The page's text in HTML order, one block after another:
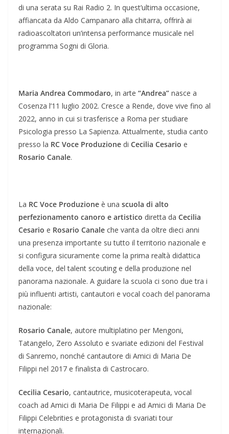
di una serata su Rai Radio 2. In quest’ultima occasione,
affiancata da Aldo Campanaro alla chitarra, offrirà ai
radioascoltatori un’intensa performance musicale nel
programma Sogni di Gloria.
Maria Andrea Commodaro, in arte “Andrea” nasce a
Cosenza l’11 luglio 2002. Cresce a Rende, dove vive fino al
2022, anno in cui si trasferisce a Roma per studiare
Psicologia presso La Sapienza. Attualmente, studia canto
presso la RC Voce Produzione di Cecilia Cesario e
Rosario Canale.
La RC Voce Produzione è una scuola di alto
perfezionamento canoro e artistico diretta da Cecilia
Cesario e Rosario Canale che vanta da oltre dieci anni
una presenza importante su tutto il territorio nazionale e
si configura sicuramente come la prima realtà didattica
della voce, del talent scouting e della produzione nel
panorama nazionale. A guidare la scuola ci sono due tra i
più influenti artisti, cantautori e vocal coach del panorama
nazionale:
Rosario Canale, autore multiplatino per Mengoni,
Tatangelo, Zero Assoluto e svariate edizioni del Festival
di Sanremo, nonché cantautore di Amici di Maria De
Filippi nel 2017 e finalista di Castrocaro.
Cecilia Cesario, cantautrice, musicoterapeuta, vocal
coach ad Amici di Maria De Filippi e ad Amici di Maria De
Filippi Celebrities e protagonista di svariati tour
internazionali.